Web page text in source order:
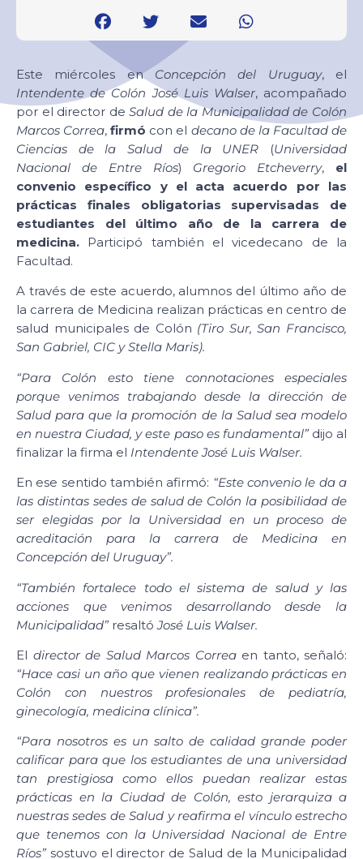
Este miércoles en Concepción del Uruguay, el
Intendente de Colón José Luis Walser, acompañado
por el director deSalud de la Municipalidad de Colón
Marcos Correa,firmó con el decano de la Facultad de
Ciencias de la Salud de la UNER (Universidad
Nacional de Entre Ríos) Gregorio Etcheverry, el
convenio específico y el acta acuerdo por las
prácticas finales obligatorias supervisadas de
estudiantes del último año de la carrera de
medicina. Participó también el vicedecano de la
Facultad.
A través de este acuerdo, alumnos del último año de
la carrera de Medicina realizan prácticas en centro de
salud municipales de Colón (Tiro Sur, San Francisco,
San Gabriel, CIC y Stella Maris).
“Para Colón esto tiene connotaciones especiales
porque venimos trabajando desde la dirección de
Salud para que la promoción de la Salud sea modelo
en nuestra Ciudad, y este paso es fundamental”dijo al
finalizar la firma el Intendente José Luis Walser.
En ese sentido también afirmó: “Este convenio le da a
las distintas sedes de salud de Colón la posibilidad de
ser elegidas por la Universidad en un proceso de
acreditación para la carrera de Medicina en
Concepción del Uruguay”.
“También fortalece todo el sistema de salud y las
acciones que venimos desarrollando desde la
Municipalidad”resaltóJosé Luis Walser.
El director de Salud Marcos Correaen tanto, señaló:
“Hace casi un año que vienen realizando prácticas en
Colón con nuestros profesionales de pediatría,
ginecología, medicina clínica”.
“Para nosotros es un salto de calidad grande poder
calificar para que los estudiantes de una universidad
tan prestigiosa como ellos puedan realizar estas
prácticas en la Ciudad de Colón, esto jerarquiza a
nuestras sedes de Salud y reafirma el vínculo estrecho
que tenemos con la Universidad Nacional de Entre
Ríos” sostuvo el director de Salud de la Municipalidad